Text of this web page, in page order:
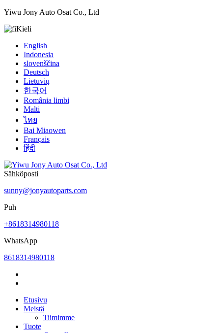
Yiwu Jony Auto Osat Co., Ltd
Kieli
English
Indonesia
slovenščina
Deutsch
Lietuvių
한국어
România limbi
Malti
ไทย
Bai Miaowen
Français
हिंदी
Sähköposti
sunny@jonyautoparts.com
Puh
+8618314980118
WhatsApp
8618314980118
Etusivu
Meistä
Tiimimme
Tuote